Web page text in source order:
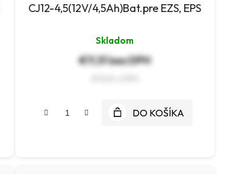
CJ12-4,5(12V/4,5Ah)Bat.pre EZS, EPS
Skladom
€11,51 bez DPH
DO KOŠÍKA